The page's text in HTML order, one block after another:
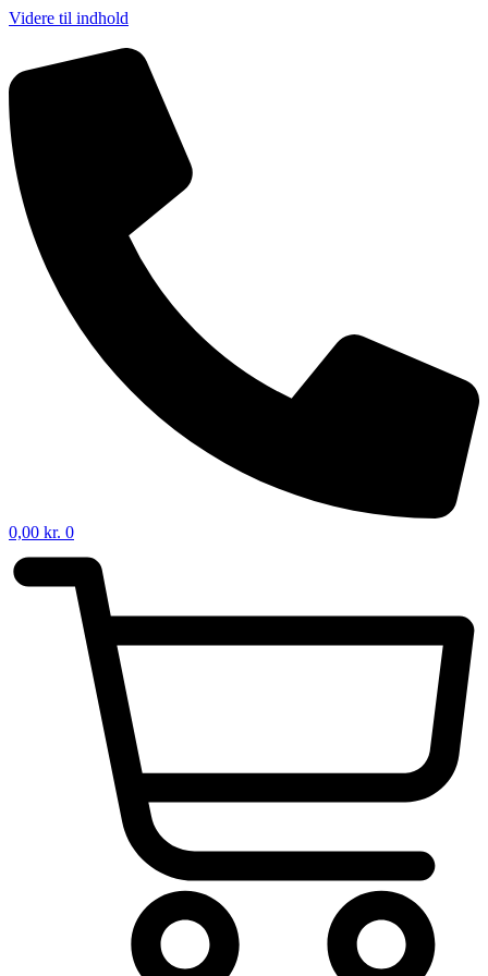
Videre til indhold
0,00 kr. 0